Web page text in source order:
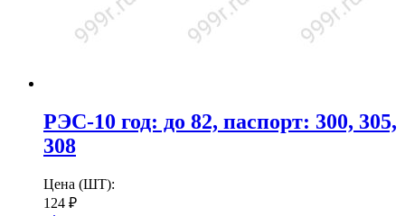
РЭС-10 год: до 82, паспорт: 300, 305,
308
Цена (ШТ):
124 ₽